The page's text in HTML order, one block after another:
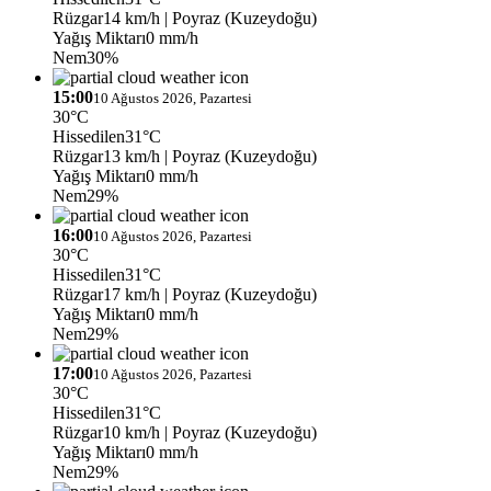
Rüzgar14 km/h | Poyraz (Kuzeydoğu)
Yağış Miktarı0 mm/h
Nem30%
15:0010 Ağustos 2026, Pazartesi
30°C
Hissedilen31°C
Rüzgar13 km/h | Poyraz (Kuzeydoğu)
Yağış Miktarı0 mm/h
Nem29%
16:0010 Ağustos 2026, Pazartesi
30°C
Hissedilen31°C
Rüzgar17 km/h | Poyraz (Kuzeydoğu)
Yağış Miktarı0 mm/h
Nem29%
17:0010 Ağustos 2026, Pazartesi
30°C
Hissedilen31°C
Rüzgar10 km/h | Poyraz (Kuzeydoğu)
Yağış Miktarı0 mm/h
Nem29%